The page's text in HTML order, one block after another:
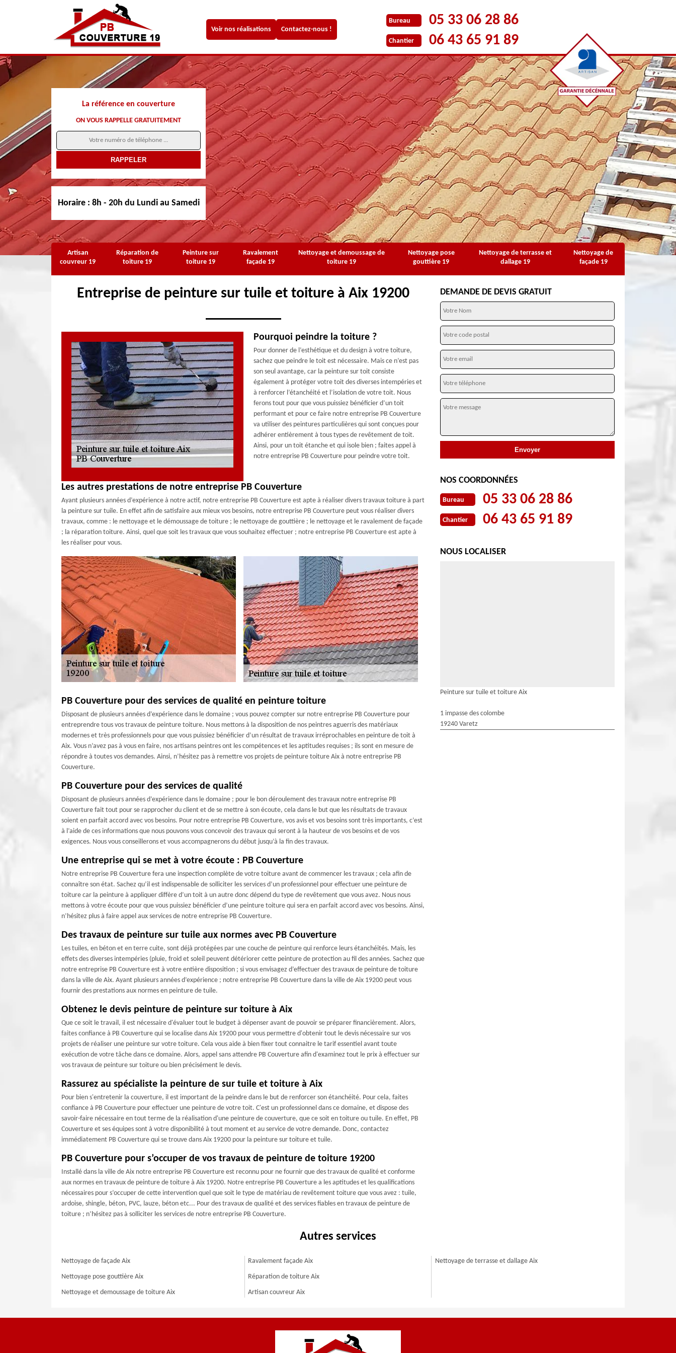
Voir nos réalisations Contactez-nous !
Bureau 05 33 06 28 86
Chantier 06 43 65 91 89
La référence en couverture
ON VOUS RAPPELLE GRATUITEMENT
Horaire : 8h - 20h du Lundi au Samedi
Artisan
couvreur 19
Réparation de
toiture 19
Peinture sur
toiture 19
Ravalement
façade 19
Nettoyage et demoussage de
toiture 19
Nettoyage pose
gouttière 19
Nettoyage de terrasse et
dallage 19
Nettoyage de
façade 19
Entreprise de peinture sur tuile et toiture à Aix 19200
Pourquoi peindre la toiture ?
Pour donner de l’esthétique et du design à votre toiture,
sachez que peindre le toit est nécessaire. Mais ce n’est pas
son seul avantage, car la peinture sur toit consiste
également à protéger votre toit des diverses intempéries et
à renforcer l’étanchéité et l’isolation de votre toit. Nous
ferons tout pour que vous puissiez bénéficier d’un toit
performant et pour ce faire notre entreprise PB Couverture
va utiliser des peintures particulières qui sont conçues pour
adhérer entièrement à tous types de revêtement de toit.
Ainsi, pour un toit étanche et qui isole bien ; faites appel à
notre entreprise PB Couverture pour peindre votre toit.
Les autres prestations de notre entreprise PB Couverture
Ayant plusieurs années d’expérience à notre actif, notre entreprise PB Couverture est apte à réaliser divers travaux toiture à part
la peinture sur tuile. En effet afin de satisfaire aux mieux vos besoins, notre entreprise PB Couverture peut vous réaliser divers
travaux, comme : le nettoyage et le démoussage de toiture ; le nettoyage de gouttière ; le nettoyage et le ravalement de façade
; la réparation toiture. Ainsi, quel que soit les travaux que vous souhaitez effectuer ; notre entreprise PB Couverture est apte à
les réaliser pour vous.
PB Couverture pour des services de qualité en peinture toiture
Disposant de plusieurs années d’expérience dans le domaine ; vous pouvez compter sur notre entreprise PB Couverture pour
entreprendre tous vos travaux de peinture toiture. Nous mettons à la disposition de nos peintres aguerris des matériaux
modernes et très professionnels pour que vous puissiez bénéficier d’un résultat de travaux irréprochables en peinture de toit à
Aix. Vous n’avez pas à vous en faire, nos artisans peintres ont les compétences et les aptitudes requises ; ils sont en mesure de
répondre à toutes vos demandes. Ainsi, n’hésitez pas à remettre vos projets de peinture toiture Aix à notre entreprise PB
Couverture.
PB Couverture pour des services de qualité
Disposant de plusieurs années d’expérience dans le domaine ; pour le bon déroulement des travaux notre entreprise PB
Couverture fait tout pour se rapprocher du client et de se mettre à son écoute, cela dans le but que les résultats de travaux
soient en parfait accord avec vos besoins. Pour notre entreprise PB Couverture, vos avis et vos besoins sont très importants, c’est
à l’aide de ces informations que nous pouvons vous concevoir des travaux qui seront à la hauteur de vos besoins et de vos
exigences. Nous vous conseillerons et vous accompagnerons du début jusqu’à la fin des travaux.
Une entreprise qui se met à votre écoute : PB Couverture
Notre entreprise PB Couverture fera une inspection complète de votre toiture avant de commencer les travaux ; cela afin de
connaître son état. Sachez qu’il est indispensable de solliciter les services d’un professionnel pour effectuer une peinture de
toiture car la peinture à appliquer diffère d’un toit à un autre donc dépend du type de revêtement que vous avez. Nous nous
mettons à votre écoute pour que vous puissiez bénéficier d’une peinture toiture qui sera en parfait accord avec vos besoins. Ainsi,
n’hésitez plus à faire appel aux services de notre entreprise PB Couverture.
Des travaux de peinture sur tuile aux normes avec PB Couverture
Les tuiles, en béton et en terre cuite, sont déjà protégées par une couche de peinture qui renforce leurs étanchéités. Mais, les
effets des diverses intempéries (pluie, froid et soleil peuvent détériorer cette peinture de protection au fil des années. Sachez que
notre entreprise PB Couverture est à votre entière disposition ; si vous envisagez d’effectuer des travaux de peinture de toiture
dans la ville de Aix. Ayant plusieurs années d’expérience ; notre entreprise PB Couverture dans la ville de Aix 19200 peut vous
fournir des prestations aux normes en peinture de tuile.
Obtenez le devis peinture de peinture sur toiture à Aix
Que ce soit le travail, il est nécessaire d'évaluer tout le budget à dépenser avant de pouvoir se préparer financièrement. Alors,
faites confiance à PB Couverture qui se localise dans Aix 19200 pour vous permettre d'obtenir tout le devis nécessaire sur vos
projets de réaliser une peinture sur votre toiture. Cela vous aide à bien fixer tout connaitre le tarif essentiel avant toute
exécution de votre tâche dans ce domaine. Alors, appel sans attendre PB Couverture afin d'examinez tout le prix à effectuer sur
vos travaux de peinture sur toiture ou bien précisément le devis.
Rassurez au spécialiste la peinture de sur tuile et toiture à Aix
Pour bien s'entretenir la couverture, il est important de la peindre dans le but de renforcer son étanchéité. Pour cela, faites
confiance à PB Couverture pour effectuer une peinture de votre toit. C'est un professionnel dans ce domaine, et dispose des
savoir-faire nécessaire en tout terme de la réalisation d'une peinture de couverture, que ce soit en toiture ou tuile. En effet, PB
Couverture et ses équipes sont à votre disponibilité à tout moment et au service de votre demande. Donc, contactez
immédiatement PB Couverture qui se trouve dans Aix 19200 pour la peinture sur toiture et tuile.
PB Couverture pour s’occuper de vos travaux de peinture de toiture 19200
Installé dans la ville de Aix notre entreprise PB Couverture est reconnu pour ne fournir que des travaux de qualité et conforme
aux normes en travaux de peinture de toiture à Aix 19200. Notre entreprise PB Couverture a les aptitudes et les qualifications
nécessaires pour s’occuper de cette intervention quel que soit le type de matériau de revêtement toiture que vous avez : tuile,
ardoise, shingle, béton, PVC, lauze, béton etc... Pour des travaux de qualité et des services fiables en travaux de peinture de
toiture ; n’hésitez pas à solliciter les services de notre entreprise PB Couverture.
DEMANDE DE DEVIS GRATUIT
NOS COORDONNÉES
Bureau 05 33 06 28 86
Chantier 06 43 65 91 89
NOUS LOCALISER
Peinture sur tuile et toiture Aix
1 impasse des colombe
19240 Varetz
Autres services
Nettoyage de façade Aix
Nettoyage pose gouttière Aix
Nettoyage et demoussage de toiture Aix
Ravalement façade Aix
Réparation de toiture Aix
Artisan couvreur Aix
Nettoyage de terrasse et dallage Aix